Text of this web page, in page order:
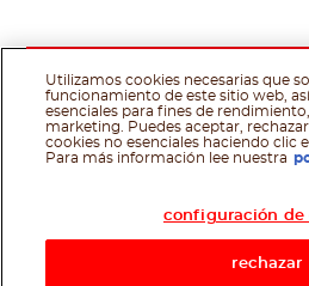
Utilizamos cookies necesarias que
funcionamiento de este sitio web,
esenciales para fines de
marketing. Puedes aceptar,
cookies no esenciales haciendo clic
Para más información lee nuestra
configuración de
rechazar